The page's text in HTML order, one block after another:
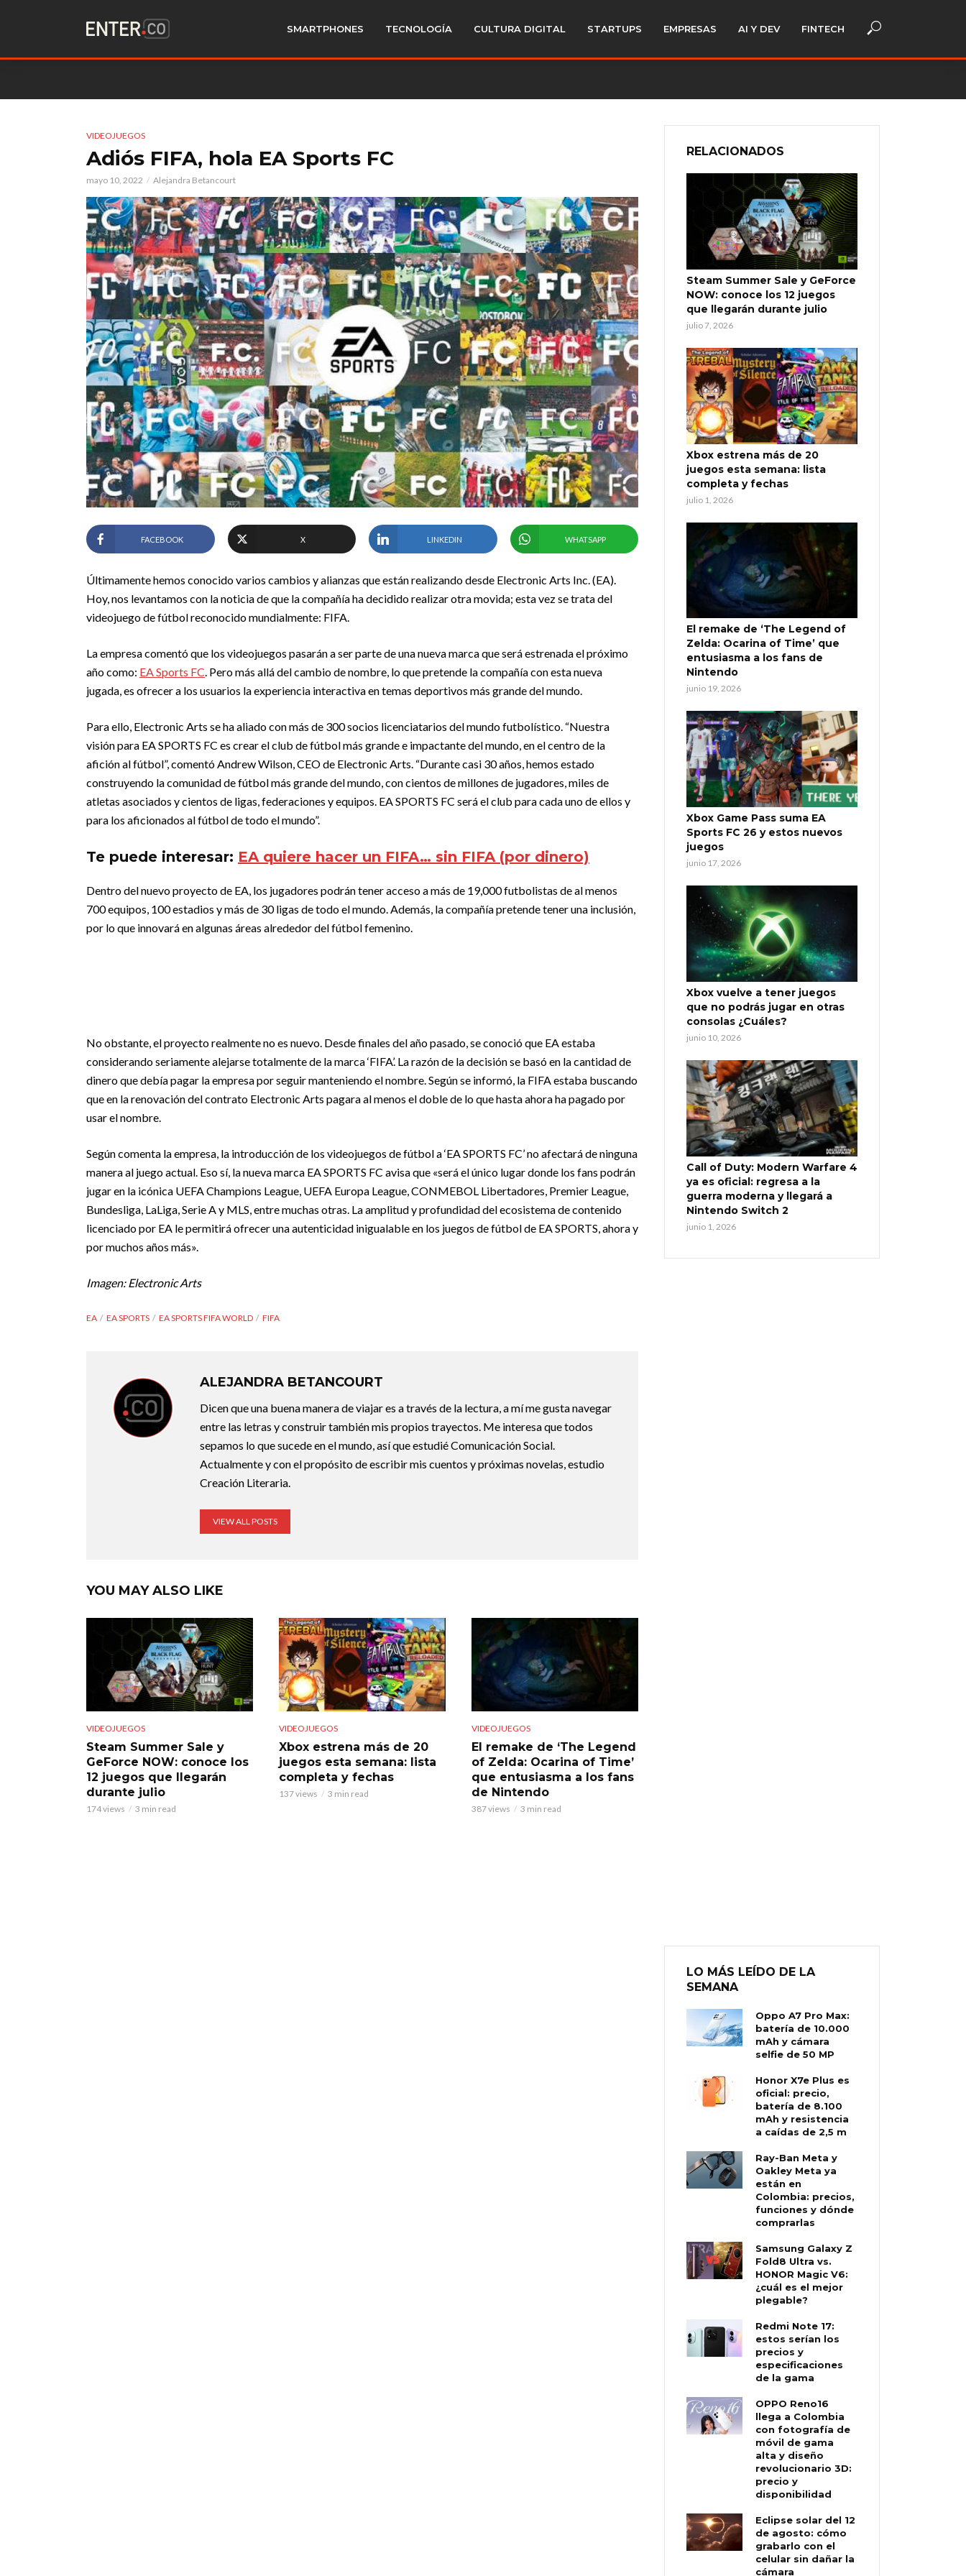
SMARTPHONES TECNOLOGÍA CULTURA DIGITAL STARTUPS EMPRESAS AI Y DEV FINTECH
VIDEOJUEGOS
Adiós FIFA, hola EA Sports FC
mayo 10, 2022 Alejandra Betancourt
FACEBOOK X LINKEDIN WHATSAPP
Últimamente hemos conocido varios cambios y alianzas que están realizando desde Electronic Arts Inc. (EA).
Hoy, nos levantamos con la noticia de que la compañía ha decidido realizar otra movida; esta vez se trata del
videojuego de fútbol reconocido mundialmente: FIFA.
La empresa comentó que los videojuegos pasarán a ser parte de una nueva marca que será estrenada el próximo
año como: EA Sports FC. Pero más allá del cambio de nombre, lo que pretende la compañía con esta nueva
jugada, es ofrecer a los usuarios la experiencia interactiva en temas deportivos más grande del mundo.
Para ello, Electronic Arts se ha aliado con más de 300 socios licenciatarios del mundo futbolístico. “Nuestra
visión para EA SPORTS FC es crear el club de fútbol más grande e impactante del mundo, en el centro de la
afición al fútbol”, comentó Andrew Wilson, CEO de Electronic Arts. “Durante casi 30 años, hemos estado
construyendo la comunidad de fútbol más grande del mundo, con cientos de millones de jugadores, miles de
atletas asociados y cientos de ligas, federaciones y equipos. EA SPORTS FC será el club para cada uno de ellos y
para los aficionados al fútbol de todo el mundo”.
Te puede interesar: EA quiere hacer un FIFA… sin FIFA (por dinero)
Dentro del nuevo proyecto de EA, los jugadores podrán tener acceso a más de 19,000 futbolistas de al menos
700 equipos, 100 estadios y más de 30 ligas de todo el mundo. Además, la compañía pretende tener una inclusión,
por lo que innovará en algunas áreas alrededor del fútbol femenino.
No obstante, el proyecto realmente no es nuevo. Desde finales del año pasado, se conoció que EA estaba
considerando seriamente alejarse totalmente de la marca ‘FIFA’. La razón de la decisión se basó en la cantidad de
dinero que debía pagar la empresa por seguir manteniendo el nombre. Según se informó, la FIFA estaba buscando
que en la renovación del contrato Electronic Arts pagara al menos el doble de lo que hasta ahora ha pagado por
usar el nombre.
Según comenta la empresa, la introducción de los videojuegos de fútbol a ‘EA SPORTS FC’ no afectará de ninguna
manera al juego actual. Eso sí, la nueva marca EA SPORTS FC avisa que «será el único lugar donde los fans podrán
jugar en la icónica UEFA Champions League, UEFA Europa League, CONMEBOL Libertadores, Premier League,
Bundesliga, LaLiga, Serie A y MLS, entre muchas otras. La amplitud y profundidad del ecosistema de contenido
licenciado por EA le permitirá ofrecer una autenticidad inigualable en los juegos de fútbol de EA SPORTS, ahora y
por muchos años más».
Imagen: Electronic Arts
EA EA SPORTS EA SPORTS FIFA WORLD FIFA
ALEJANDRA BETANCOURT
Dicen que una buena manera de viajar es a través de la lectura, a mí me gusta navegar
entre las letras y construir también mis propios trayectos. Me interesa que todos
sepamos lo que sucede en el mundo, así que estudié Comunicación Social.
Actualmente y con el propósito de escribir mis cuentos y próximas novelas, estudio
Creación Literaria.
VIEW ALL POSTS
YOU MAY ALSO LIKE
VIDEOJUEGOS
Steam Summer Sale y
GeForce NOW: conoce los
12 juegos que llegarán
durante julio
174 views 3 min read
VIDEOJUEGOS
Xbox estrena más de 20
juegos esta semana: lista
completa y fechas
137 views 3 min read
VIDEOJUEGOS
El remake de ‘The Legend
of Zelda: Ocarina of Time’
que entusiasma a los fans
de Nintendo
387 views 3 min read
RELACIONADOS
Steam Summer Sale y GeForce
NOW: conoce los 12 juegos
que llegarán durante julio
julio 7, 2026
Xbox estrena más de 20
juegos esta semana: lista
completa y fechas
julio 1, 2026
El remake de ‘The Legend of
Zelda: Ocarina of Time’ que
entusiasma a los fans de
Nintendo
junio 19, 2026
Xbox Game Pass suma EA
Sports FC 26 y estos nuevos
juegos
junio 17, 2026
Xbox vuelve a tener juegos
que no podrás jugar en otras
consolas ¿Cuáles?
junio 10, 2026
Call of Duty: Modern Warfare 4
ya es oficial: regresa a la
guerra moderna y llegará a
Nintendo Switch 2
junio 1, 2026
LO MÁS LEÍDO DE LA
SEMANA
Oppo A7 Pro Max:
batería de 10.000
mAh y cámara
selfie de 50 MP
Honor X7e Plus es
oficial: precio,
batería de 8.100
mAh y resistencia
a caídas de 2,5 m
Ray-Ban Meta y
Oakley Meta ya
están en
Colombia: precios,
funciones y dónde
comprarlas
Samsung Galaxy Z
Fold8 Ultra vs.
HONOR Magic V6:
¿cuál es el mejor
plegable?
Redmi Note 17:
estos serían los
precios y
especificaciones
de la gama
OPPO Reno16
llega a Colombia
con fotografía de
móvil de gama
alta y diseño
revolucionario 3D:
precio y
disponibilidad
Eclipse solar del 12
de agosto: cómo
grabarlo con el
celular sin dañar la
cámara